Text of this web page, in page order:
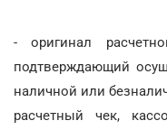
- оригинал
подтверждающий
наличной или
расчетный чек,